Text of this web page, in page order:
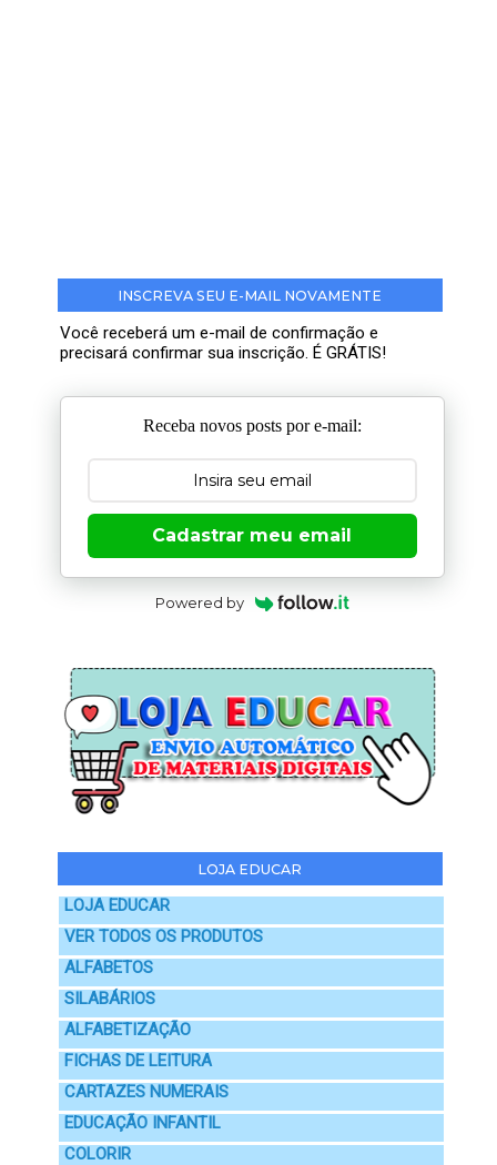
INSCREVA SEU E-MAIL NOVAMENTE
Você receberá um e-mail de confirmação e
precisará confirmar sua inscrição. É GRÁTIS!
Receba novos posts por e-mail:
Cadastrar meu email
Powered by
LOJA EDUCAR
LOJA EDUCAR
VER TODOS OS PRODUTOS
ALFABETOS
SILABÁRIOS
ALFABETIZAÇÃO
FICHAS DE LEITURA
CARTAZES NUMERAIS
EDUCAÇÃO INFANTIL
COLORIR